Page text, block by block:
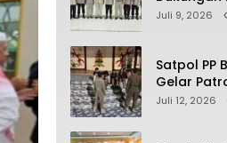
Juli 9, 2026
Satpol PP
Gelar
Tindak
Juli 12, 2026